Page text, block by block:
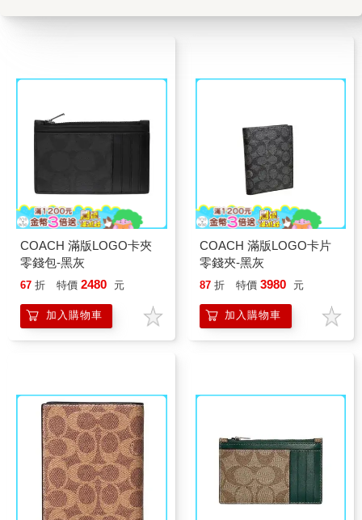
COACH 滿版LOGO卡夾
零錢包-黑灰
67 折 特價 2480 元
加入購物車
COACH 滿版LOGO卡片
零錢夾-黑灰
87 折 特價 3980 元
加入購物車